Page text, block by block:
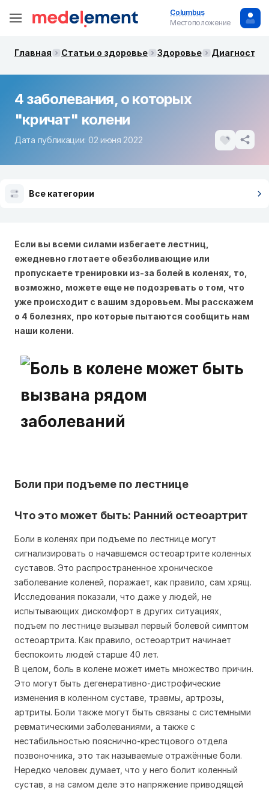
Columbus
Местоположение
Главная Статьи о здоровье Здоровье
4 заболевания, о которых
"кричат" колени
Дата публикации: 02 июня 2022
Все категории
Если вы всеми силами избегаете лестниц,
ежедневно глотаете обезболивающие или
пропускаете тренировки из-за болей в коленях, то,
возможно, можете еще не подозревать о том, что
уже происходит с вашим здоровьем. Мы расскажем
о 4 болезнях, про которые пытаются сообщить нам
наши колени.
Боли при подъеме по лестнице
Что это может быть: Ранний остеоартрит
Боли в коленях при подъеме по лестнице могут
сигнализировать о начавшемся остеоартрите коленных
суставов. Это распространенное хроническое
заболевание коленей, поражает, как правило, сам хрящ.
Исследования показали, что даже у людей, не
испытывающих дискомфорт в других ситуациях,
подъем по лестнице вызывал первый болевой симптом
остеоартрита. Как правило, остеоартрит начинает
беспокоить людей старше 40 лет.
В целом, боль в колене может иметь множество причин.
Это могут быть дегенеративно-дистрофические
изменения в коленном суставе, травмы, артрозы,
артриты. Боли также могут быть связаны с системными
ревматическими заболеваниями, а также с
нестабильностью пояснично-крестцового отдела
позвоночника, это так называемые отражённые боли.
Нередко человек думает, что у него болит коленный
сустав, а на самом деле это напряжение приводящей